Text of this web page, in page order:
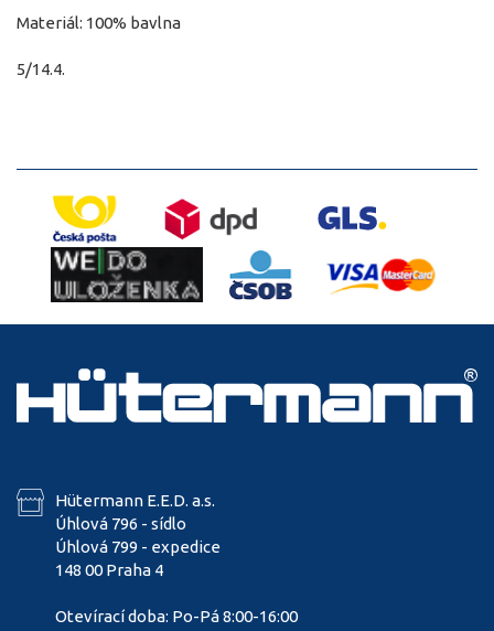
Materiál: 100% bavlna
5/14.4.
Hütermann E.E.D. a.s.
Úhlová 796 - sídlo
Úhlová 799 - expedice
148 00 Praha 4
Otevírací doba: Po-Pá 8:00-16:00